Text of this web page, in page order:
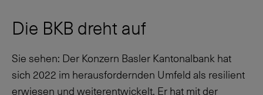
Die BKB dreht auf
Sie sehen: Der Konzern Basler Kantonalbank hat
sich 2022 im herausfordernden Umfeld als resilient
erwiesen und weiterentwickelt. Er hat mit der